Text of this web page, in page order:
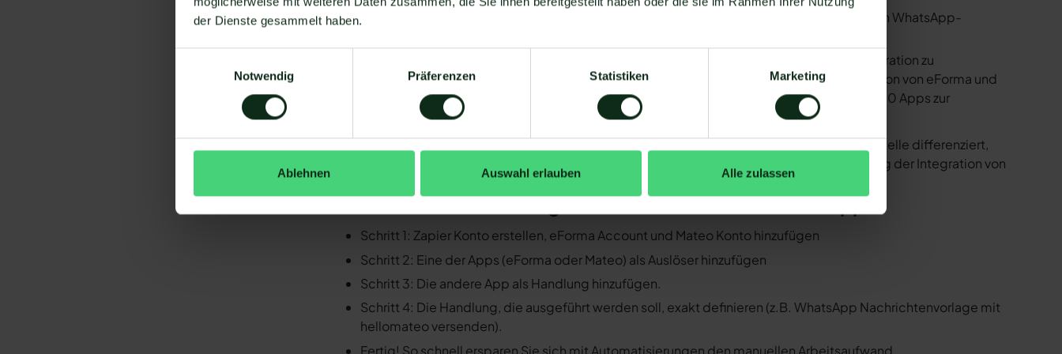
der Dienste gesammelt haben.
Notwendig
Präferenzen Statistiken Marketing
Ablehnen Auswahl erlauben Alle zulassen
Sie müssen WhatsApp über die WhatsApp-Business-API nutzen. Mit dem herkömmlichen WhatsApp-
Ihr WhatsApp Business API Anbieter muss die nötige Software bereitstellen, um die Integration zu
ermöglichen. Längst nicht alle Anbieter der WhatsApp API sind in der Lage, eine Integration von eForma und
WhatsApp zu ermöglichen. Mit Mateo stehen Ihnen dank der Zapier Integration über 6.000 Apps zur
Verfügung, die Sie mit WhatsApp verbinden können. Darunter ist natürlich auch eForma !
Da der Einrichtungsprozess der Integration je nach dem Anbieter der WhatsApp API Schnittstelle differenziert,
gibt es keine allgemein gültige Anleitung. Wir zeigen Ihnen im Folgenden, wie die Einrichtung der Integration von
eForma und WhatsApp mit Mateo funktioniert.
So funktioniert die Integration von eForma und WhatsApp
Schritt 1: Zapier Konto erstellen, eForma Account und Mateo Konto hinzufügen
Schritt 2: Eine der Apps (eForma oder Mateo) als Auslöser hinzufügen
Schritt 3: Die andere App als Handlung hinzufügen.
Schritt 4: Die Handlung, die ausgeführt werden soll, exakt definieren (z.B. WhatsApp Nachrichtenvorlage mit
hellomateo versenden).
Fertig! So schnell ersparen Sie sich mit Automatisierungen den manuellen Arbeitsaufwand.